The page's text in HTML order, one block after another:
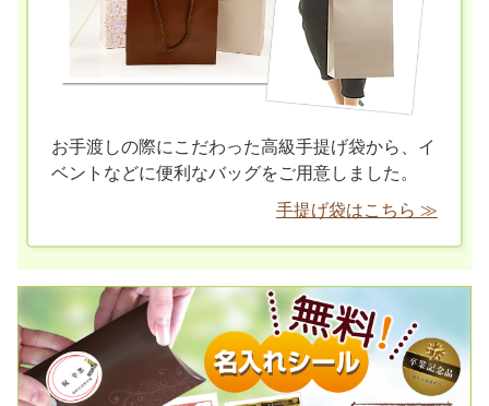
お手渡しの際にこだわった高級手提げ袋から、イ
ベントなどに便利なバッグをご用意しました。
手提げ袋はこちら ≫